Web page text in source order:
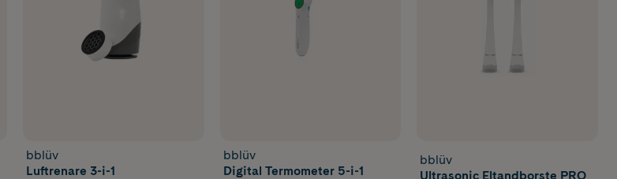
bblüv
Luftrenare 3-i-1
bblüv
Digital Termometer 5-i-1
bblüv
Ultrasonic Eltandborste PRO